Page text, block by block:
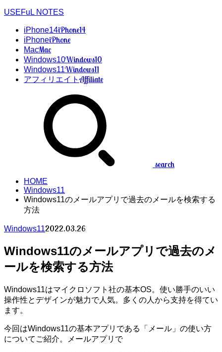
USEFuL NOTES
iPhone14iPhone14
iPhoneiPhone
MacMac
Windows10Windows10
Windows11Windows11
アフィリエイトAffiliate
search
HOME
Windows11
Windows11のメールアプリで過去のメールを検索する
方法
Windows112022.03.26
Windows11のメールアプリで過去のメ
ールを検索する方法
Windows11はマイクロソフト社の基本OS。使い勝手のいい
操作性とデザインが魅力で人気。多くの人から支持を得てい
ます。
今回はWindows11の基本アプリである「メール」の使い方
についてご紹介。メールアプリで